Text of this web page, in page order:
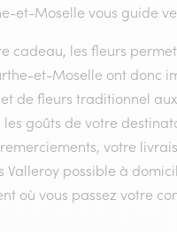
et-Moselle vous guide
cadeau, les fleurs
et-Moselle ont donc
de fleurs traditionnel
goûts de votre
votre
Valleroy possible à
où vous passez votre